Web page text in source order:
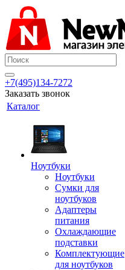
+7(495)134-7272
Заказать звонок
Каталог
Ноутбуки
Ноутбуки
Сумки для
ноутбуков
Адаптеры
питания
Охлаждающие
подставки
Комплектующие
для ноутбуков